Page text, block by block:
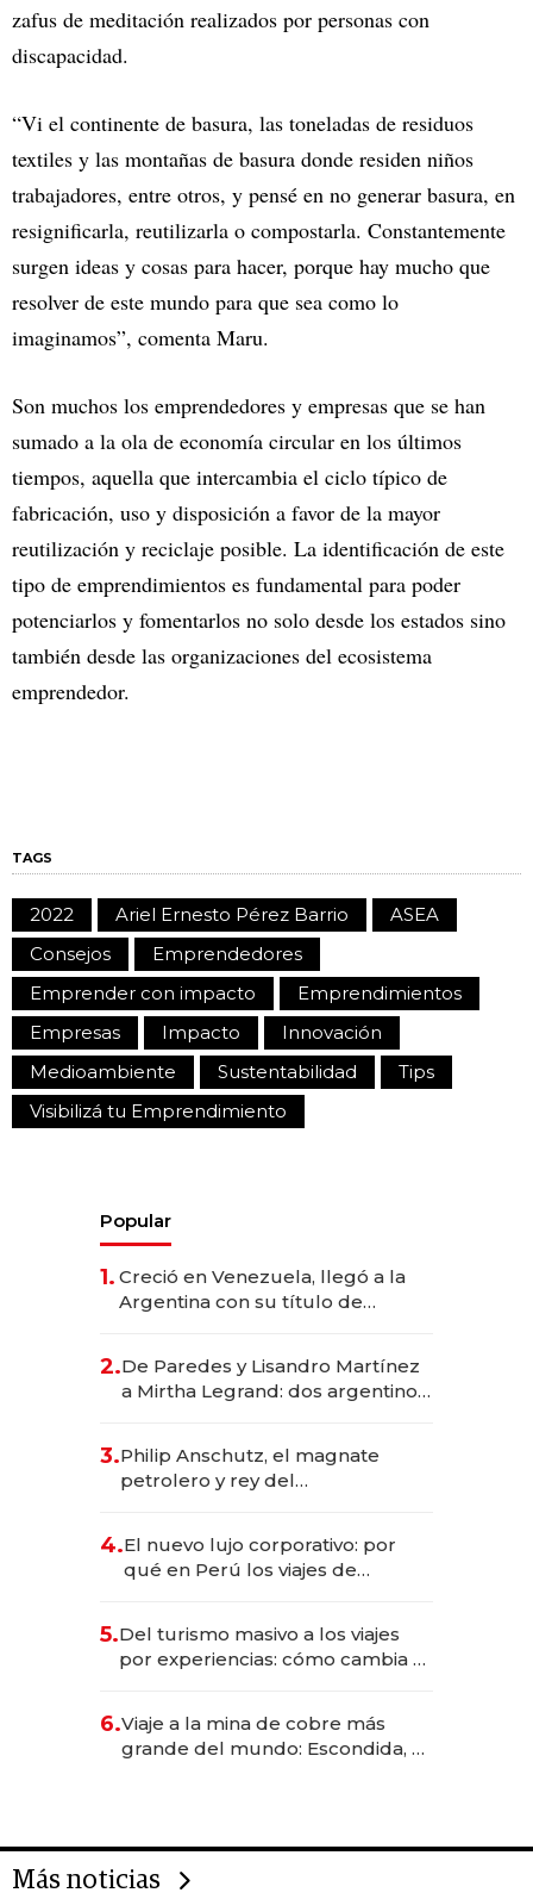
zafus de meditación realizados por personas con
discapacidad.
“Vi el continente de basura, las toneladas de residuos
textiles y las montañas de basura donde residen niños
trabajadores, entre otros, y pensé en no generar basura, en
resignificarla, reutilizarla o compostarla. Constantemente
surgen ideas y cosas para hacer, porque hay mucho que
resolver de este mundo para que sea como lo
imaginamos”, comenta Maru.
Son muchos los emprendedores y empresas que se han
sumado a la ola de economía circular en los últimos
tiempos, aquella que intercambia el ciclo típico de
fabricación, uso y disposición a favor de la mayor
reutilización y reciclaje posible. La identificación de este
tipo de emprendimientos es fundamental para poder
potenciarlos y fomentarlos no solo desde los estados sino
también desde las organizaciones del ecosistema
emprendedor.
TAGS
2022 Ariel Ernesto Pérez Barrio
ASEA
Consejos
Emprendedores
Emprender con impacto
Emprendimientos
Empresas
Impacto
Innovación
Medioambiente
Sustentabilidad
Tips
Visibilizá tu Emprendimiento
Popular
1. Creció en Venezuela, llegó a la
Argentina con su título de
las marcas "fast premium"
2.De Paredes y Lisandro Martínez
a Mirtha Legrand: dos argentinos
3.Philip Anschutz, el magnate
petrolero y rey del
Fénix
4.El nuevo lujo corporativo: por
qué en Perú los viajes de
transformadoras
5.Del turismo masivo a los viajes
por experiencias: cómo cambia el
6.Viaje a la mina de cobre más
grande del mundo: Escondida, el
Más noticias